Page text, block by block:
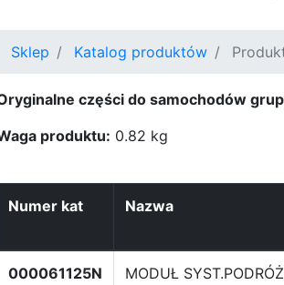
Sklep Katalog produktów
części do samochodów
produktu: 0.82 kg
Numer kat Nazwa
000061125N
MODUŁ